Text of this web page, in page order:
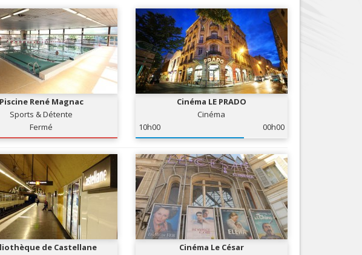
Sortir
Restaurants, ...
Commerces
Mode, ...
Loisirs
Plages, sports, ...
Services
Tourisme, ...
Piscine René Magnac
Sports & Détente
Fermé
Cinéma LE PRADO
Cinéma
10h00
00h00
de Castellane
Cinéma Le César